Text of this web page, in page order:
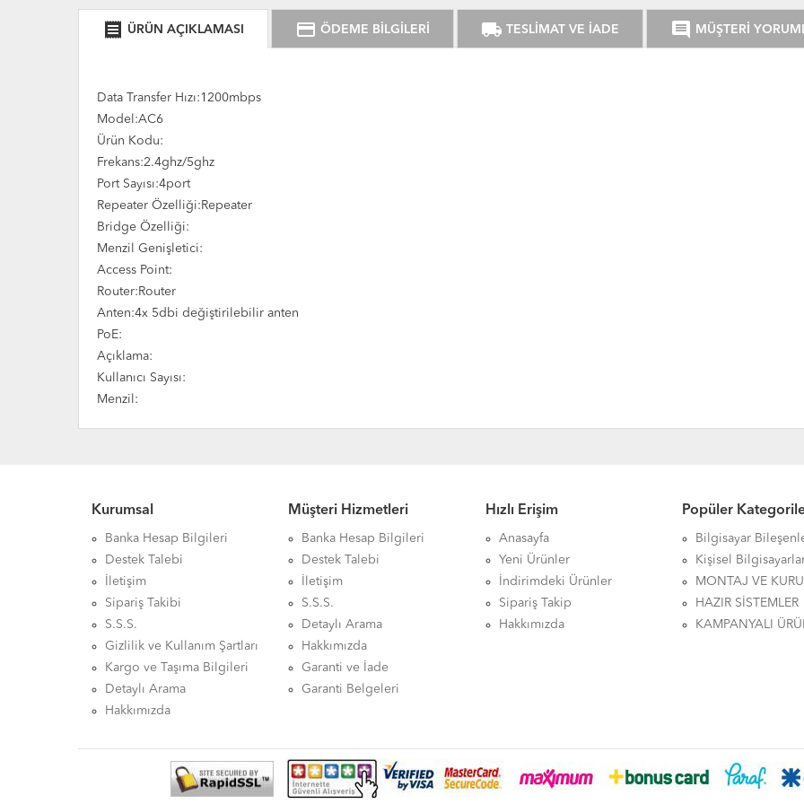
receipt ÜRÜN AÇIKLAMASI credit_card ÖDEME BİLGİLERİ local_shipping TESLİMAT VE İADE comment MÜŞTERİ
Data Transfer Hızı:1200mbps
Model:AC6
Ürün Kodu:
Frekans:2.4ghz/5ghz
Port Sayısı:4port
Repeater Özelliği:Repeater
Bridge Özelliği:
Menzil Genişletici:
Access Point:
Router:Router
Anten:4x 5dbi değiştirilebilir anten
PoE:
Açıklama:
Kullanıcı Sayısı:
Menzil:
Kurumsal
Banka Hesap Bilgileri
Destek Talebi
İletişim
Sipariş Takibi
S.S.S.
Gizlilik ve Kullanım Şartları
Kargo ve Taşıma Bilgileri
Detaylı Arama
Hakkımızda
Müşteri Hizmetleri
Banka Hesap Bilgileri
Destek Talebi
İletişim
S.S.S.
Detaylı Arama
Hakkımızda
Garanti ve İade
Garanti Belgeleri
Hızlı Erişim
Anasayfa
Yeni Ürünler
İndirimdeki Ürünler
Sipariş Takip
Hakkımızda
Popüler
Bilgisayar
Kişisel
MONTAJ VE
HAZIR SİSTEMLER
KAMPANYALI